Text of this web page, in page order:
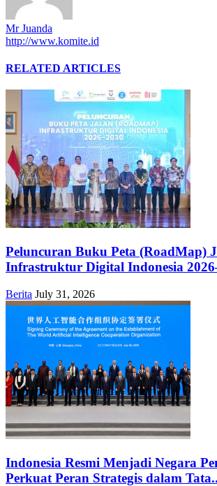
Mr Juanda
http://www.komite.id
RELATED ARTICLES
Peluncuran Buku Peta (RoadMap)
Infrastruktur Digital Indonesia
Berita July 31, 2026
Indonesia Resmi Menjadi Negara
Perkuat Peran Strategis dalam